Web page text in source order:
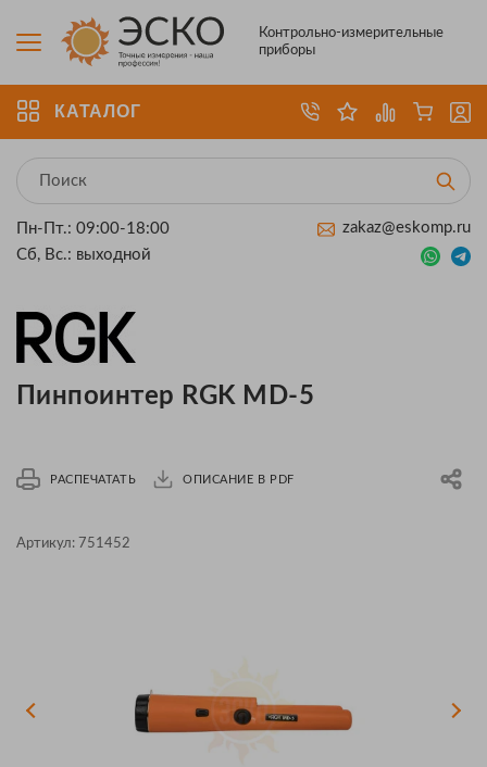
Контрольно-измерительные
приборы
КАТАЛОГ
Пн-Пт.: 09:00-18:00
Сб, Вс.: выходной
zakaz@eskomp.ru
Пинпоинтер RGK MD-5
РАСПЕЧАТАТЬ ОПИСАНИЕ В PDF
Артикул: 751452